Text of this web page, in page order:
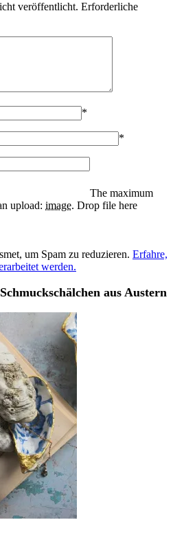
veröffentlicht. Erforderliche
*
*
The maximum
upload: image. Drop file here
um Spam zu reduzieren. Erfahre,
werden.
aus Austern